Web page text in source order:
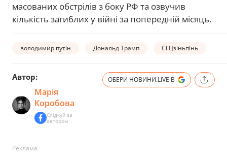
масованих обстрілів з боку РФ та озвучив
кількість загиблих у війні за попередній місяць.
володимир путін Дональд Трамп Сі Цзіньпінь
Автор:
Марія
Коробова
Слідкуй за
автором
ОБЕРИ НОВИНИ.LIVE В
Реклама